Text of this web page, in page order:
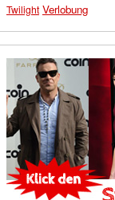
Twilight Verlobung